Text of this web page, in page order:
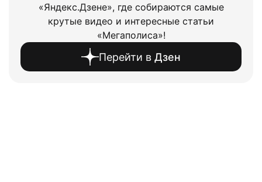
«Яндекс.Дзене», где собираются самые
крутые видео и интересные статьи
«Мегаполиса»!
Перейти в Дзен